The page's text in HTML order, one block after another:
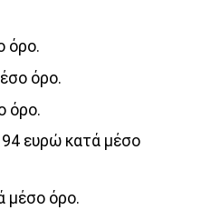
όρο.
όρο.
όρο.
ευρώ κατά μέσο
μέσο όρο.